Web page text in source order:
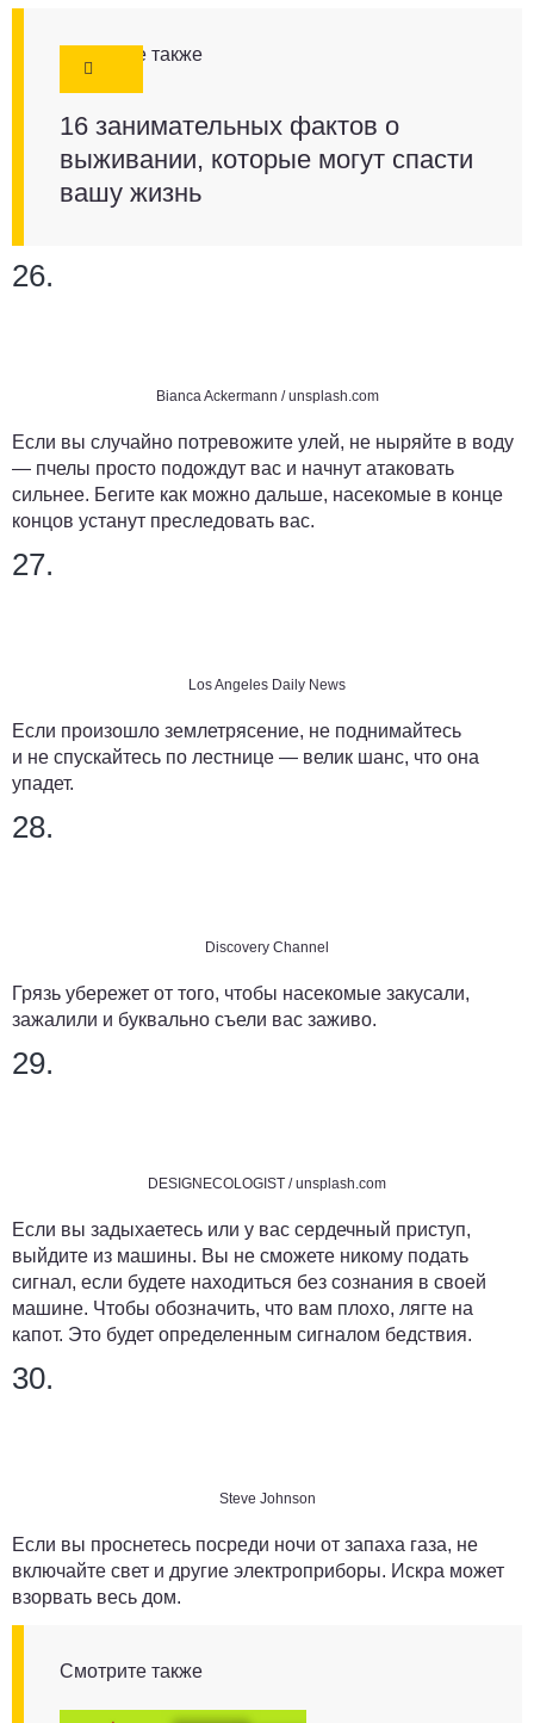
Смотрите также
16 занимательных фактов о
выживании, которые могут спасти
вашу жизнь
26.
Bianca Ackermann / unsplash.com
Если вы случайно потревожите улей, не ныряйте в воду
— пчелы просто подождут вас и начнут атаковать
сильнее. Бегите как можно дальше, насекомые в конце
концов устанут преследовать вас.
27.
Los Angeles Daily News
Если произошло землетрясение, не поднимайтесь
и не спускайтесь по лестнице — велик шанс, что она
упадет.
28.
Discovery Channel
Грязь убережет от того, чтобы насекомые закусали,
зажалили и буквально съели вас заживо.
29.
DESIGNECOLOGIST / unsplash.com
Если вы задыхаетесь или у вас сердечный приступ,
выйдите из машины. Вы не сможете никому подать
сигнал, если будете находиться без сознания в своей
машине. Чтобы обозначить, что вам плохо, лягте на
капот. Это будет определенным сигналом бедствия.
30.
Steve Johnson
Если вы проснетесь посреди ночи от запаха газа, не
включайте свет и другие электроприборы. Искра может
взорвать весь дом.
Смотрите также